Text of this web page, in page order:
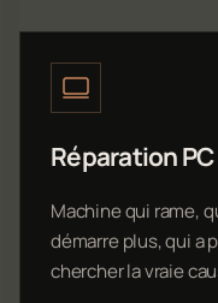
Réparation
Machine qui rame,
démarre plus, qui a
chercher la vraie